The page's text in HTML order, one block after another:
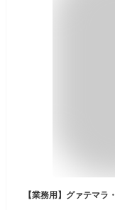
【業務用】グァテマ